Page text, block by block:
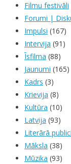
Filmu festivāli
Forumi |
Impulsi (167)
Intervija (91)
Īsfilma (88)
Jaunumi (165)
Kadrs (3)
Krievija (8)
Kultūra (10)
Latvija (93)
Literārā
Māksla (38)
Mūzika (93)